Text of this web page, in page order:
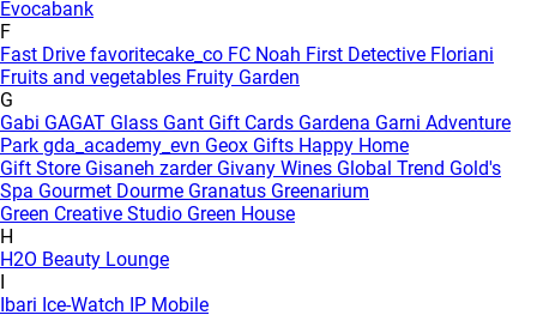
Evocabank
F
Fast Drive favoritecake_co FC Noah First Detective Floriani
Fruits and vegetables Fruity Garden
G
Gabi GAGAT Glass Gant Gift Cards Gardena Garni Adventure
Park gda_academy_evn Geox Gifts Happy Home
Gift Store Gisaneh zarder Givany Wines Global Trend Gold's
Spa Gourmet Dourme Granatus Greenarium
Green Creative Studio Green House
H
H2O Beauty Lounge
I
Ibari Ice-Watch IP Mobile